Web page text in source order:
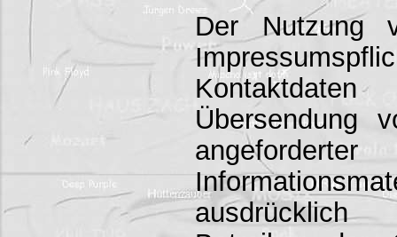
Der Nutzung
Übersendung
ausdrücklich